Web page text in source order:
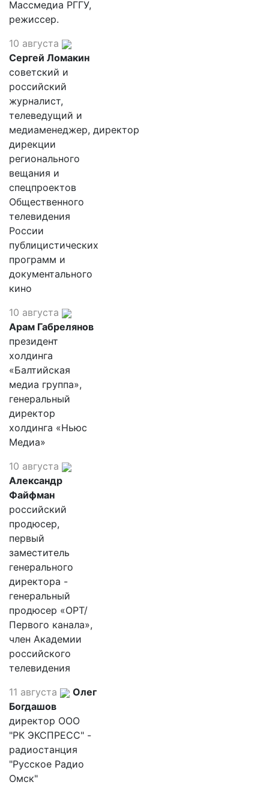
Массмедиа РГГУ,
режиссер.
10 августа
Сергей Ломакин
советский и
российский
журналист,
телеведущий и
медиаменеджер, директор
дирекции
регионального
вещания и
спецпроектов
Общественного
телевидения
России
публицистических
программ и
документального
кино
10 августа
Арам Габрелянов
президент
холдинга
«Балтийская
медиа группа»,
генеральный
директор
холдинга «Ньюс
Медиа»
10 августа
Александр
Файфман
российский
продюсер,
первый
заместитель
генерального
директора -
генеральный
продюсер «ОРТ/
Первого канала»,
член Академии
российского
телевидения
11 августа
Олег
Богдашов
директор ООО
"РК ЭКСПРЕСС" -
радиостанция
"Русское Радио
Омск"